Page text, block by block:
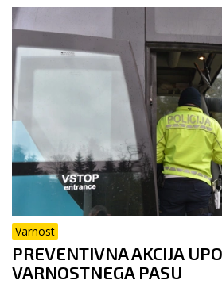
Varnost
PREVENTIVNA AKCIJA
VARNOSTNEGA PASU